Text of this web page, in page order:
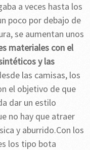
a veces hasta los
poco por debajo de
se aumentan unos
materiales con el
y las
las camisas, los
el objetivo de que
dar un estilo
no hay que atraer
y aburrido.Con los
los tipo bota